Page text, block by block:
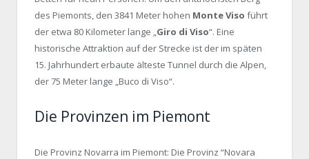
des Piemonts, den 3841 Meter hohen Monte Viso führt
der etwa 80 Kilometer lange „Giro di Viso“. Eine
historische Attraktion auf der Strecke ist der im späten
15. Jahrhundert erbaute älteste Tunnel durch die Alpen,
der 75 Meter lange „Buco di Viso“.
Die Provinzen im Piemont
Die Provinz Novarra im Piemont: Die Provinz “Novara